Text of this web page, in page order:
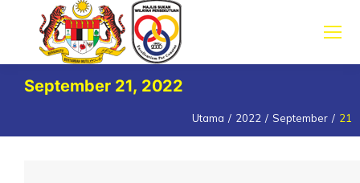
September 21, 2022
Utama 2022 September 21